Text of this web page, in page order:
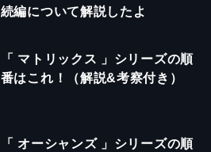
続編について解説したよ
「 マトリックス 」シリーズの順
番はこれ！（解説&考察付き）
「 オーシャンズ 」シリーズの順